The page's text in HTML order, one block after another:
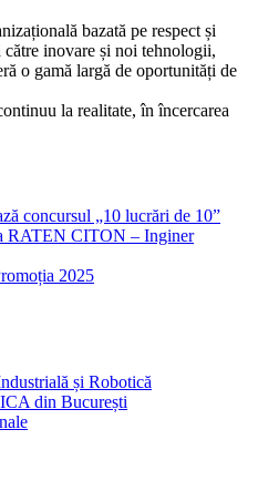
bazată pe respect și
către inovare și noi tehnologii,
o gamă largă de oportunități de
la realitate, în încercarea
concursul „10 lucrări de 10”
RATEN CITON – Inginer
2025
și Robotică
din București